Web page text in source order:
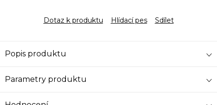
Dotaz k produktu Hlídací pes Sdílet
Popis produktu
Parametry produktu